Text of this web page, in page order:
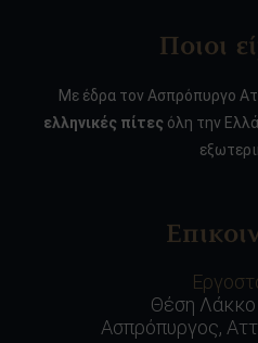
Ποιοι
Με έδρα τον Ασπρόπυργο
ελληνικές πίτες όλη την
Θέση
Ασπρόπυργος,